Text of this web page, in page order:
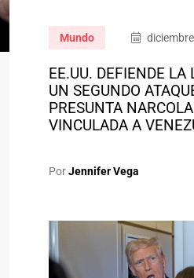
Mundo
EE.UU. DEFIENDE LA
UN SEGUNDO
PRESUNTA
VINCULADA A
PorJennifer Vega